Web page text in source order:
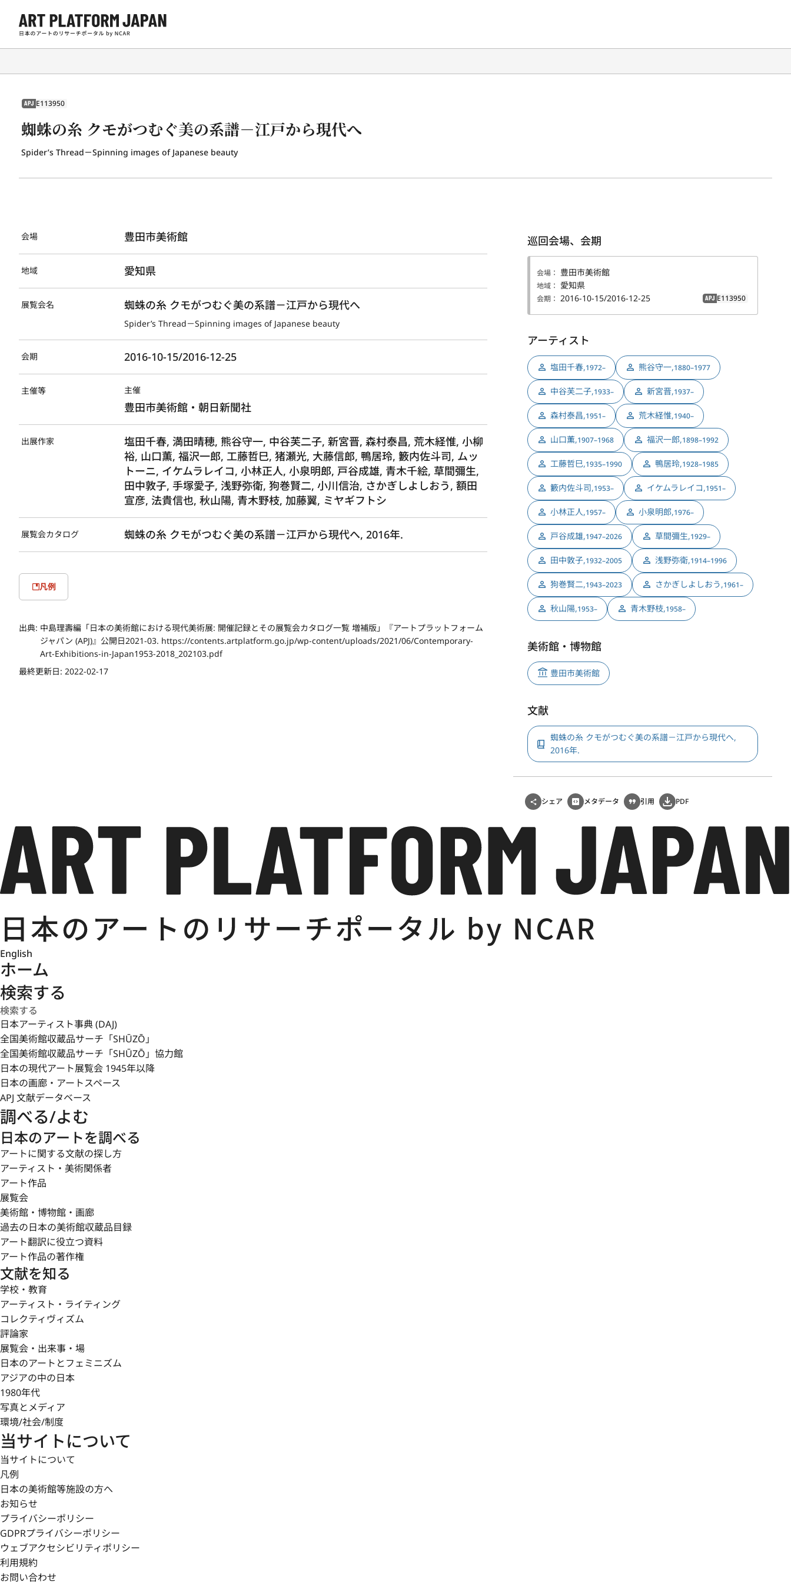
APJ E113950
蜘蛛の糸 クモがつむぐ美の系譜－江戸から現代へ
Spider’s Thread－Spinning images of Japanese beauty
会場 豊田市美術館
地域 愛知県
展覧会名 蜘蛛の糸 クモがつむぐ美の系譜－江戸から現代へ
Spider’s Thread－Spinning images of Japanese beauty
会期 2016-10-15/2016-12-25
主催等 主催
豊田市美術館・朝日新聞社
出展作家
塩田千春, 満田晴穂, 熊谷守一, 中谷芙二子, 新宮晋, 森村泰昌, 荒木経惟, 小柳
裕, 山口薫, 福沢一郎, 工藤哲巳, 猪瀬光, 大藤信郎, 鴨居玲, 籔内佐斗司, ムッ
トーニ, イケムラレイコ, 小林正人, 小泉明郎, 戸谷成雄, 青木千絵, 草間彌生,
田中敦子, 手塚愛子, 浅野弥衛, 狗巻賢二, 小川信治, さかぎしよしおう, 額田
宣彦, 法貴信也, 秋山陽, 青木野枝, 加藤翼, ミヤギフトシ
展覧会カタログ 蜘蛛の糸 クモがつむぐ美の系譜－江戸から現代へ, 2016年.
凡例
出典: 中島理壽編「日本の美術館における現代美術展: 開催記録とその展覧会カタログ一覧 増補版」『アートプラットフォーム
ジャパン (APJ)』公開日2021-03. https://contents.artplatform.go.jp/wp-content/uploads/2021/06/Contemporary-
Art-Exhibitions-in-Japan1953-2018_202103.pdf
最終更新日: 2022-02-17
巡回会場、会期
会場： 豊田市美術館
地域： 愛知県
会期： 2016-10-15/2016-12-25 APJ E113950
アーティスト
塩田千春,1972– 熊谷守一,1880–1977
中谷芙二子,1933– 新宮晋,1937–
森村泰昌,1951– 荒木経惟,1940–
山口薫,1907–1968 福沢一郎,1898–1992
工藤哲巳,1935–1990 鴨居玲,1928–1985
籔内佐斗司,1953– イケムラレイコ,1951–
小林正人,1957– 小泉明郎,1976–
戸谷成雄,1947–2026 草間彌生,1929–
田中敦子,1932–2005 浅野弥衛,1914–1996
狗巻賢二,1943–2023 さかぎしよしおう,1961–
秋山陽,1953– 青木野枝,1958–
美術館・博物館
豊田市美術館
文献
蜘蛛の糸 クモがつむぐ美の系譜－江戸から現代へ,
2016年.
シェア メタデータ 引用 PDF
English
ホーム
検索する
日本アーティスト事典 (DAJ)
全国美術館収蔵品サーチ「SHŪZŌ」
全国美術館収蔵品サーチ「SHŪZŌ」協力館
日本の現代アート展覧会 1945年以降
日本の画廊・アートスペース
APJ 文献データベース
調べる/よむ
日本のアートを調べる
アートに関する文献の探し方
アーティスト・美術関係者
アート作品
展覧会
美術館・博物館・画廊
過去の日本の美術館収蔵品目録
アート翻訳に役立つ資料
アート作品の著作権
文献を知る
学校・教育
アーティスト・ライティング
コレクティヴィズム
評論家
展覧会・出来事・場
日本のアートとフェミニズム
アジアの中の日本
1980年代
写真とメディア
環境/社会/制度
当サイトについて
当サイトについて
凡例
日本の美術館等施設の方へ
お知らせ
プライバシーポリシー
GDPRプライバシーポリシー
ウェブアクセシビリティポリシー
利用規約
お問い合わせ